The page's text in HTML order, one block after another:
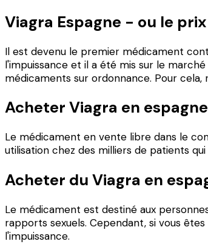
Viagra Espagne - ou le
Il est devenu le premier médicament
l'impuissance et il a été mis sur le
médicaments sur ordonnance. Pour
Acheter Viagra en
Le médicament en vente libre dans le
utilisation chez des milliers de patients
Acheter du Viagra en
Le médicament est destiné aux
rapports sexuels. Cependant, si vous
l'impuissance.